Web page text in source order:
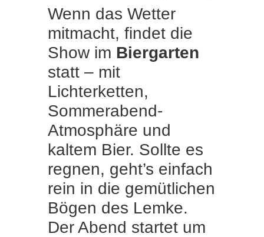
Wenn das Wetter
mitmacht, findet die
Show im Biergarten
statt – mit
Lichterketten,
Sommerabend-
Atmosphäre und
kaltem Bier. Sollte es
regnen, geht’s einfach
rein in die gemütlichen
Bögen des Lemke.
Der Abend startet um